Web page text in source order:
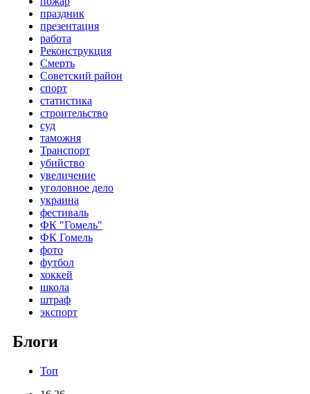
праздник
презентация
работа
Реконструкция
Смерть
Советский район
спорт
статистика
строительство
суд
таможня
Транспорт
убийство
увеличение
уголовное дело
украина
фестиваль
ФК "Гомель"
ФК Гомель
фото
футбол
хоккей
школа
штраф
экспорт
Блоги
Топ